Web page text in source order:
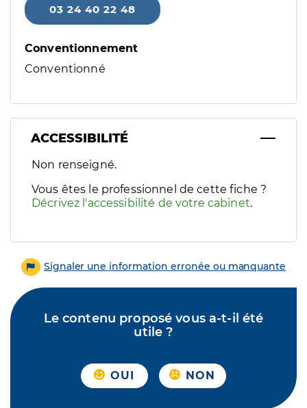
03 24 40 22 48
Conventionnement
Conventionné
ACCESSIBILITÉ
Filtres
Sélectionnez un ou plusieurs handicaps/besoins
Non renseigné.
Vous êtes le professionnel de cette fiche ?
Décrivez l'accessibilité de votre cabinet.
Signaler une information erronée ou manquante
Le contenu proposé vous a-t-il été
utile ?
OUI NON